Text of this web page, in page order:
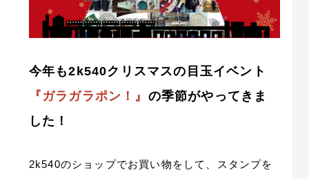
今年も2k540クリスマスの目玉イベント
『ガラガラポン！』 の季節がやってきま
した！
2k540のショップでお買い物をして、スタンプを